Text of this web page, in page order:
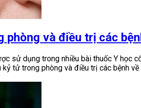
phòng và điều trị các
sử dụng trong nhiều bài thuốc Y học
tử trong phòng và điều trị các bệnh